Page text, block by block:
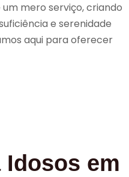
mero serviço, criando
e serenidade
aqui para oferecer
Idosos em